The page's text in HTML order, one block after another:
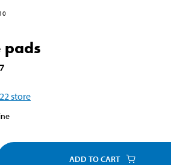
10
pads
22 store
ADD TO CART